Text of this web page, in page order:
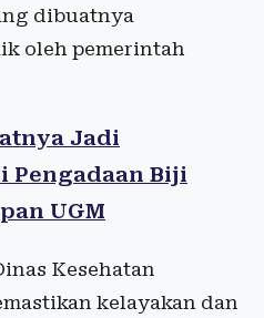
dibuatnya
oleh pemerintah
Jadi
Pengadaan Biji
UGM
Kesehatan
kelayakan dan